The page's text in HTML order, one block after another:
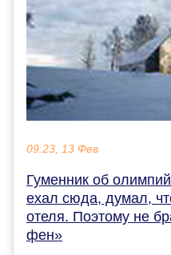
09:23, 13 Фев
Гуменник об
ехал сюда, думал,
отеля. Поэтому не
фен»